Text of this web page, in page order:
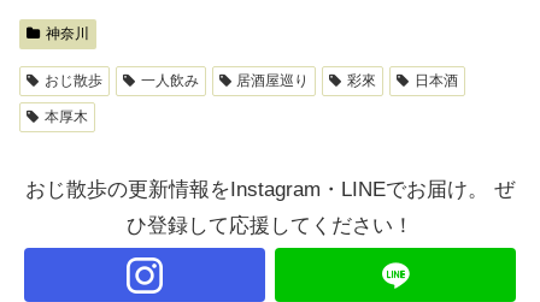
神奈川
おじ散歩 一人飲み 居酒屋巡り 彩來 日本酒
本厚木
おじ散歩の更新情報をInstagram・LINEでお届け。 ぜ
ひ登録して応援してください！